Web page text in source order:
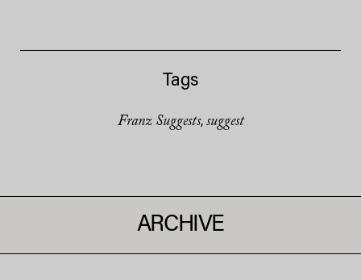
Tags
Franz Suggests, suggest
ARCHIVE